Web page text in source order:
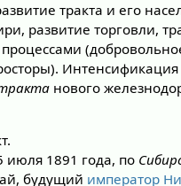
тракта и его
развитие торговли,
нового
июля 1891 года, по
будущий император